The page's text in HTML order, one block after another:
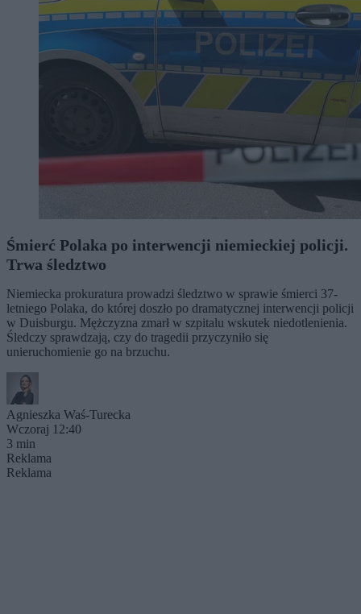
Śmierć Polaka po interwencji niemieckiej policji.
Trwa śledztwo
Niemiecka prokuratura prowadzi śledztwo w sprawie śmierci 37-
letniego Polaka, do której doszło po dramatycznej interwencji policji
w Duisburgu. Mężczyzna zmarł w szpitalu wskutek niedotlenienia.
Śledczy sprawdzają, czy do tragedii przyczyniło się
unieruchomienie go na brzuchu.
Agnieszka Waś-Turecka
Wczoraj 12:40
3 min
Reklama
Reklama